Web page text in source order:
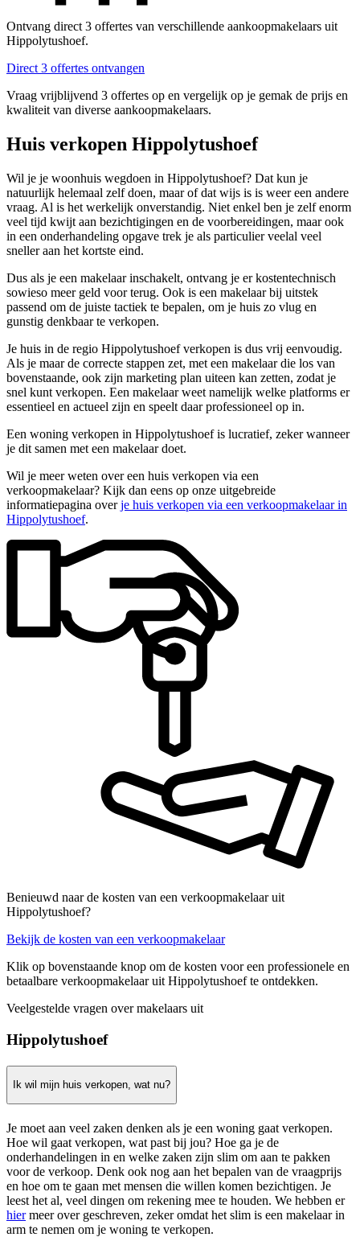
Ontvang direct 3 offertes van verschillende aankoopmakelaars uit
Hippolytushoef.
Direct 3 offertes ontvangen
Vraag vrijblijvend 3 offertes op en vergelijk op je gemak de prijs en
kwaliteit van diverse aankoopmakelaars.
Huis verkopen Hippolytushoef
Wil je je woonhuis wegdoen in Hippolytushoef? Dat kun je
natuurlijk helemaal zelf doen, maar of dat wijs is is weer een andere
vraag. Al is het werkelijk onverstandig. Niet enkel ben je zelf enorm
veel tijd kwijt aan bezichtigingen en de voorbereidingen, maar ook
in een onderhandeling opgave trek je als particulier veelal veel
sneller aan het kortste eind.
Dus als je een makelaar inschakelt, ontvang je er kostentechnisch
sowieso meer geld voor terug. Ook is een makelaar bij uitstek
passend om de juiste tactiek te bepalen, om je huis zo vlug en
gunstig denkbaar te verkopen.
Je huis in de regio Hippolytushoef verkopen is dus vrij eenvoudig.
Als je maar de correcte stappen zet, met een makelaar die los van
bovenstaande, ook zijn marketing plan uiteen kan zetten, zodat je
snel kunt verkopen. Een makelaar weet namelijk welke platforms er
essentieel en actueel zijn en speelt daar professioneel op in.
Een woning verkopen in Hippolytushoef is lucratief, zeker wanneer
je dit samen met een makelaar doet.
Wil je meer weten over een huis verkopen via een
verkoopmakelaar? Kijk dan eens op onze uitgebreide
informatiepagina overje huis verkopen via een verkoopmakelaar in
Hippolytushoef.
Benieuwd naar de kosten van een verkoopmakelaar uit
Hippolytushoef?
Bekijk de kosten van een verkoopmakelaar
Klik op bovenstaande knop om de kosten voor een professionele en
betaalbare verkoopmakelaar uit Hippolytushoef te ontdekken.
Veelgestelde vragen over makelaars uit
Hippolytushoef
Ik wil mijn huis verkopen, wat nu?
Je moet aan veel zaken denken als je een woning gaat verkopen.
Hoe wil gaat verkopen, wat past bij jou? Hoe ga je de
onderhandelingen in en welke zaken zijn slim om aan te pakken
voor de verkoop. Denk ook nog aan het bepalen van de vraagprijs
en hoe om te gaan met mensen die willen komen bezichtigen. Je
leest het al, veel dingen om rekening mee te houden. We hebben er
hiermeer over geschreven, zeker omdat het slim is een makelaar in
arm te nemen om je woning te verkopen.